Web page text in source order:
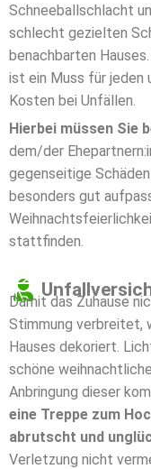
Schneeballschlacht
schlecht gezielten
benachbarten
ist ein Muss für jeden
Kosten bei Unfällen.
Hierbei müssen Sie
dem/der
gegenseitige
besonders gut
stattfinden.
Damit das Zuhause
Stimmung verbreitet,
Hauses dekoriert.
schöne
Anbringung dieser
eine Treppe zum
abrutscht und
Verletzung nicht